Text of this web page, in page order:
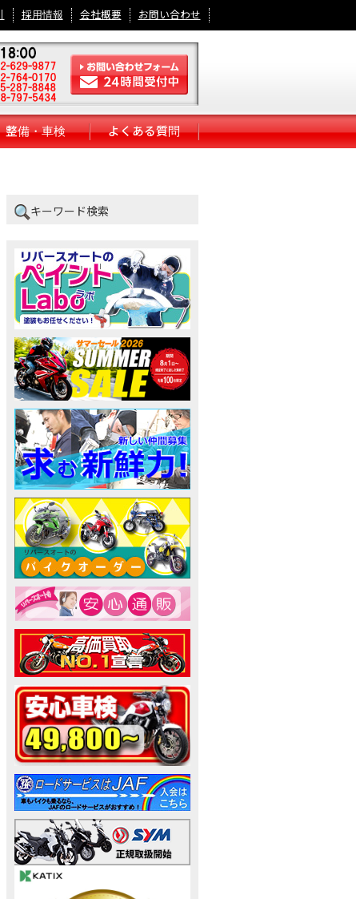
採用情報 会社概要 お問い合わせ
整備・車検 よくある質問
キーワード検索